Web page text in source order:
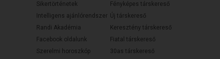
Sikertörténetek
Intelligens ajánlórendszer
Randi Akadémia
Facebook oldalunk
Szerelmi horoszkóp
Fényképes társkereső
Új társkereső
Keresztény társkereső
Fiatal társkereső
30as társkereső